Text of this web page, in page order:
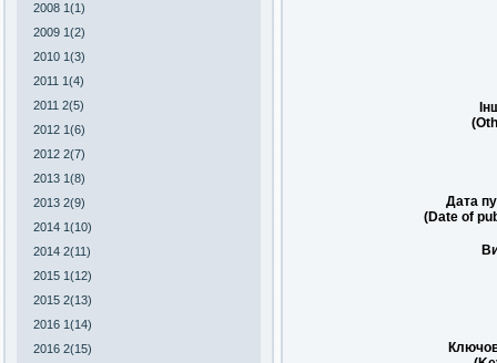
2008 1(1)
2009 1(2)
2010 1(3)
2011 1(4)
2011 2(5)
2012 1(6)
2012 2(7)
2013 1(8)
2013 2(9)
2014 1(10)
2014 2(11)
2015 1(12)
2015 2(13)
2016 1(14)
2016 2(15)
Дата
(Date of